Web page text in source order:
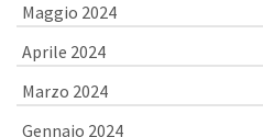
Maggio 2024
Aprile 2024
Marzo 2024
Gennaio 2024